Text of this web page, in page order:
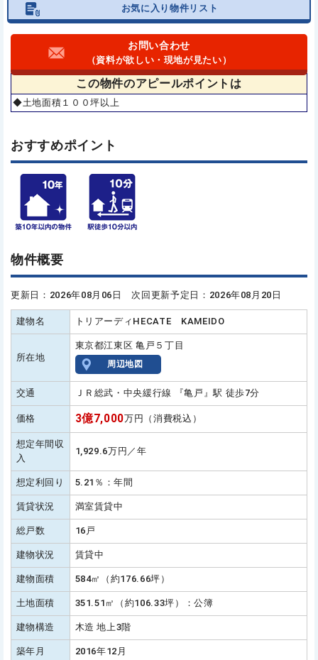
お気に入り物件リスト
お問い合わせ
（資料が欲しい・現地が見たい）
この物件のアピールポイントは
◆土地面積１００坪以上
おすすめポイント
物件概要
更新日：2026年08月06日 次回更新予定日：2026年08月20日
建物名 トリアーディHECATE KAMEIDO
所在地
東京都江東区 亀戸５丁目
周辺地図
交通 ＪＲ総武・中央緩行線 『亀戸』駅 徒歩7分
価格 3億7,000万円（消費税込）
想定年間収
入
1,929.6万円／年
想定利回り 5.21％：年間
賃貸状況 満室賃貸中
総戸数 16戸
建物状況 賃貸中
建物面積 584㎡（約176.66坪）
土地面積 351.51㎡（約106.33坪）：公簿
建物構造 木造 地上3階
築年月 2016年12月